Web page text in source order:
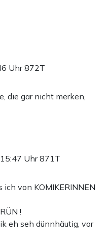
Uhr872T
die gar nicht merken,
Uhr871T
von KOMIKERINNEN
!
eh seh dünnhäutig, vor